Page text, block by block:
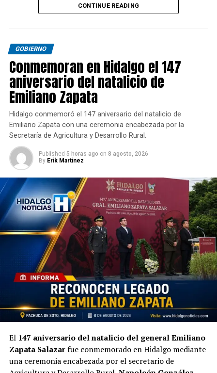
CONTINUE READING
GOBIERNO
Conmemoran en Hidalgo el 147
aniversario del natalicio de
Emiliano Zapata
Hidalgo conmemoró el 147 aniversario del natalicio de
Emiliano Zapata con una ceremonia encabezada por la
Secretaría de Agricultura y Desarrollo Rural.
Published 5 horas ago on 8 agosto, 2026
By Erik Martinez
El 147 aniversario del natalicio del general Emiliano
Zapata Salazarfue conmemorado en Hidalgo mediante
una ceremonia encabezada por el secretario de